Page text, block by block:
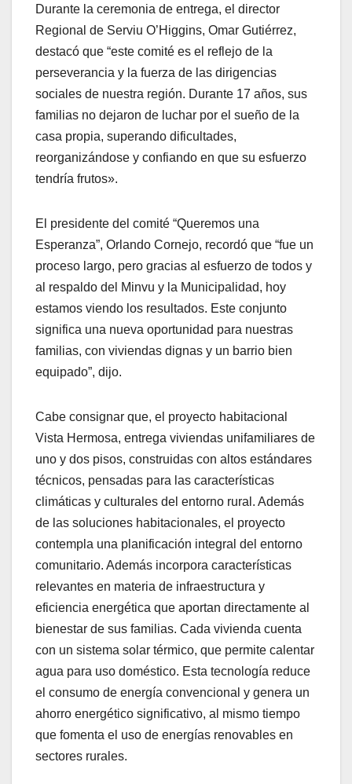
Durante la ceremonia de entrega, el director
Regional de Serviu O’Higgins, Omar Gutiérrez,
destacó que “este comité es el reflejo de la
perseverancia y la fuerza de las dirigencias
sociales de nuestra región. Durante 17 años, sus
familias no dejaron de luchar por el sueño de la
casa propia, superando dificultades,
reorganizándose y confiando en que su esfuerzo
tendría frutos».
El presidente del comité “Queremos una
Esperanza”, Orlando Cornejo, recordó que “fue un
proceso largo, pero gracias al esfuerzo de todos y
al respaldo del Minvu y la Municipalidad, hoy
estamos viendo los resultados. Este conjunto
significa una nueva oportunidad para nuestras
familias, con viviendas dignas y un barrio bien
equipado”, dijo.
Cabe consignar que, el proyecto habitacional
Vista Hermosa, entrega viviendas unifamiliares de
uno y dos pisos, construidas con altos estándares
técnicos, pensadas para las características
climáticas y culturales del entorno rural. Además
de las soluciones habitacionales, el proyecto
contempla una planificación integral del entorno
comunitario. Además incorpora características
relevantes en materia de infraestructura y
eficiencia energética que aportan directamente al
bienestar de sus familias. Cada vivienda cuenta
con un sistema solar térmico, que permite calentar
agua para uso doméstico. Esta tecnología reduce
el consumo de energía convencional y genera un
ahorro energético significativo, al mismo tiempo
que fomenta el uso de energías renovables en
sectores rurales.